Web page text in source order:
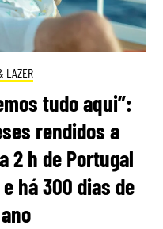
LAZER
tudo aqui”:
rendidos a
2 h de Portugal
há 300 dias de